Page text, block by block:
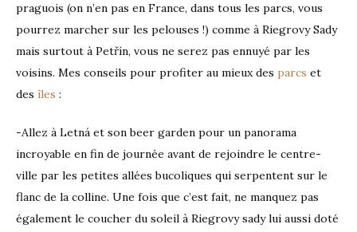
praguois (on n’en pas en France, dans tous les parcs, vous
pourrez marcher sur les pelouses !) comme à Riegrovy Sady
mais surtout à Petřín, vous ne serez pas ennuyé par les
voisins. Mes conseils pour profiter au mieux des parcs et
des îles :
-Allez à Letná et son beer garden pour un panorama
incroyable en fin de journée avant de rejoindre le centre-
ville par les petites allées bucoliques qui serpentent sur le
flanc de la colline. Une fois que c’est fait, ne manquez pas
également le coucher du soleil à Riegrovy sady lui aussi doté